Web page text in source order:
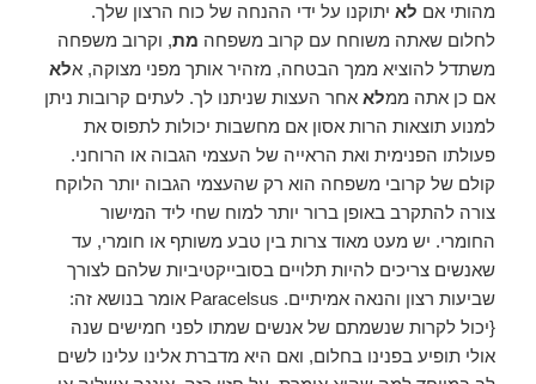
מהותי אם לא יתוקנו על ידי ההנחה של כוח הרצון שלך.
לחלום שאתה משוחח עם קרוב משפחה מת, וקרוב משפחה
משתדל להוציא ממך הבטחה, מזהיר אותך מפני מצוקה, אלא
אם כן אתה ממלא אחר העצות שניתנו לך. לעתים קרובות ניתן
למנוע תוצאות הרות אסון אם מחשבות יכולות לתפוס את
פעולתו הפנימית ואת הראייה של העצמי הגבוה או הרוחני.
קולם של קרובי משפחה הוא רק שהעצמי הגבוה יותר הלוקח
צורה להתקרב באופן ברור יותר למוח שחי ליד המישור
החומרי. יש מעט מאוד צרות בין טבע משותף או חומרי, עד
שאנשים צריכים להיות תלויים בסובייקטיביות שלהם לצורך
שביעות רצון והנאה אמיתיים. Paracelsus אומר בנושא זה:
{יכול לקרות שנשמתם של אנשים שמתו לפני חמישים שנה
אולי תופיע בפנינו בחלום, ואם היא מדברת אלינו עלינו לשים